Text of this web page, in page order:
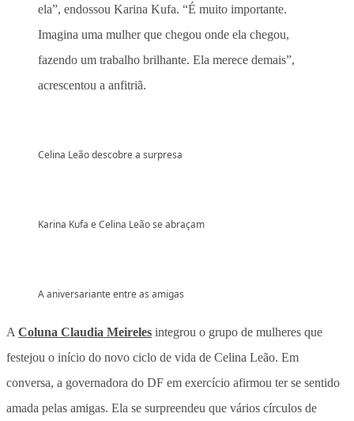
ela”, endossou Karina Kufa. “É muito importante.
Imagina uma mulher que chegou onde ela chegou,
fazendo um trabalho brilhante. Ela merece demais”,
acrescentou a anfitriã.
Celina Leão descobre a surpresa
Karina Kufa e Celina Leão se abraçam
A aniversariante entre as amigas
A Coluna Claudia Meireles integrou o grupo de mulheres que
festejou o início do novo ciclo de vida de Celina Leão. Em
conversa, a governadora do DF em exercício afirmou ter se sentido
amada pelas amigas. Ela se surpreendeu que vários círculos de